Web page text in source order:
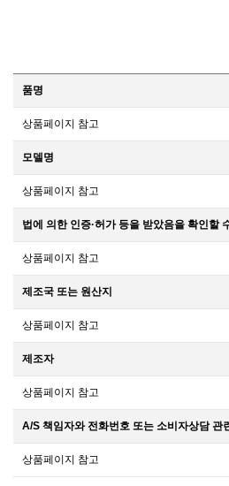
품명
상품페이지 참고
모델명
상품페이지 참고
법에 의한 인증·허가 등을 받았음을 확인할
상품페이지 참고
제조국 또는 원산지
상품페이지 참고
제조자
상품페이지 참고
A/S 책임자와 전화번호 또는 소비자상담 관
상품페이지 참고